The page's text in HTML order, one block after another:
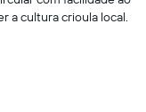
a cultura crioula local.